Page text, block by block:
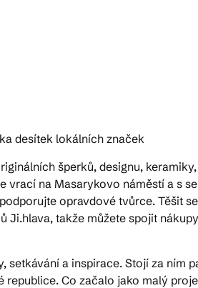
desítek lokálních značek
šperků, designu,
na Masarykovo náměstí a s
opravdové tvůrce. Těšit
takže můžete spojit
a inspirace. Stojí za ním
Co začalo jako malý